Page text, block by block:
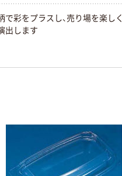
で彩をプラスし、売り場を楽しく
出しますテイク丼 リスパ
（税込）